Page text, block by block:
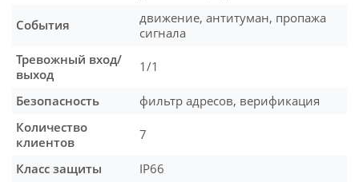
События
движение, антитуман, пропажа
сигнала
Тревожный вход/
выход
1/1
Безопасность
фильтр адресов, верификация
Количество
клиентов
7
Класс защиты
IP66